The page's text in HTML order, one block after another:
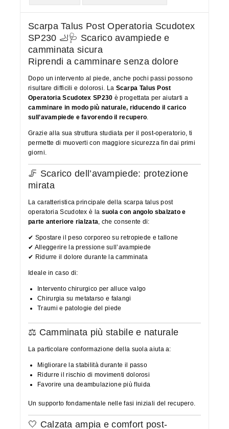
Scarpa Talus Post Operatoria Scudotex
SP230 🦶🩺 Scarico avampiede e
camminata sicura
Riprendi a camminare senza dolore
Dopo un intervento al piede, anche pochi passi possono
risultare difficili e dolorosi. La Scarpa Talus Post
Operatoria Scudotex SP230 è progettata per aiutarti a
camminare in modo più naturale, riducendo il carico
sull’avampiede e favorendo il recupero
Grazie alla sua struttura studiata per il post-operatorio, ti
permette di muoverti con maggiore sicurezza fin dai primi
giorni.
🦵 Scarico dell’avampiede: protezione
mirata
La caratteristica principale della scarpa talus post
operatoria Scudotex è la suola con angolo sbalzato e
parte anteriore rialzata , che consente di:
✔ Spostare il peso corporeo su retropiede e tallone
✔ Alleggerire la pressione sull’avampiede
✔ Ridurre il dolore durante la camminata
Ideale in caso di:
Intervento chirurgico per alluce valgo
Chirurgia su metatarso e falangi
Traumi e patologie del piede
⚖️ Camminata più stabile e naturale
La particolare conformazione della suola aiuta a:
Migliorare la stabilità durante il passo
Ridurre il rischio di movimenti dolorosi
Favorire una deambulazione più fluida
Un supporto fondamentale nelle fasi iniziali del recupero.
🤍 Calzata ampia e comfort post-